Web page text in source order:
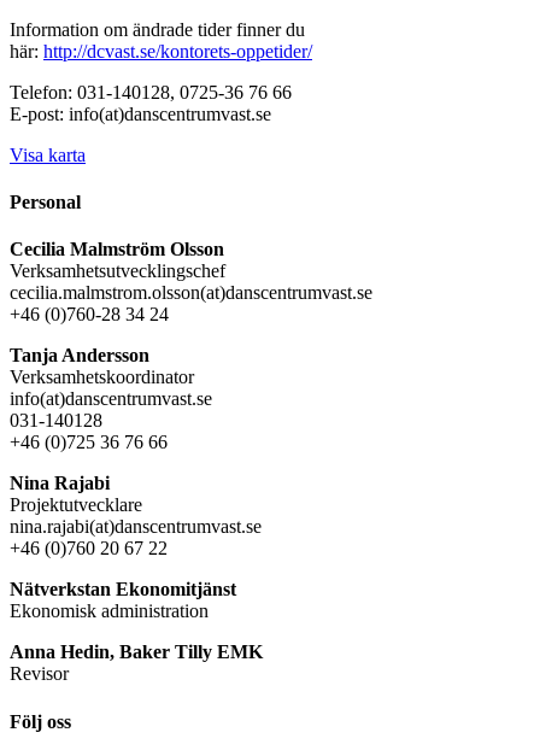
Information om ändrade tider finner du
här: http://dcvast.se/kontorets-oppetider/
Telefon: 031-140128, 0725-36 76 66
E-post: info(at)danscentrumvast.se
Visa karta
Personal
Cecilia Malmström Olsson
Verksamhetsutvecklingschef
cecilia.malmstrom.olsson(at)danscentrumvast.se
+46 (0)760-28 34 24
Tanja Andersson
Verksamhetskoordinator
info(at)danscentrumvast.se
031-140128
+46 (0)725 36 76 66
Nina Rajabi
Projektutvecklare
nina.rajabi(at)danscentrumvast.se
+46 (0)760 20 67 22
Nätverkstan Ekonomitjänst
Ekonomisk administration
Anna Hedin, Baker Tilly EMK
Revisor
Följ oss